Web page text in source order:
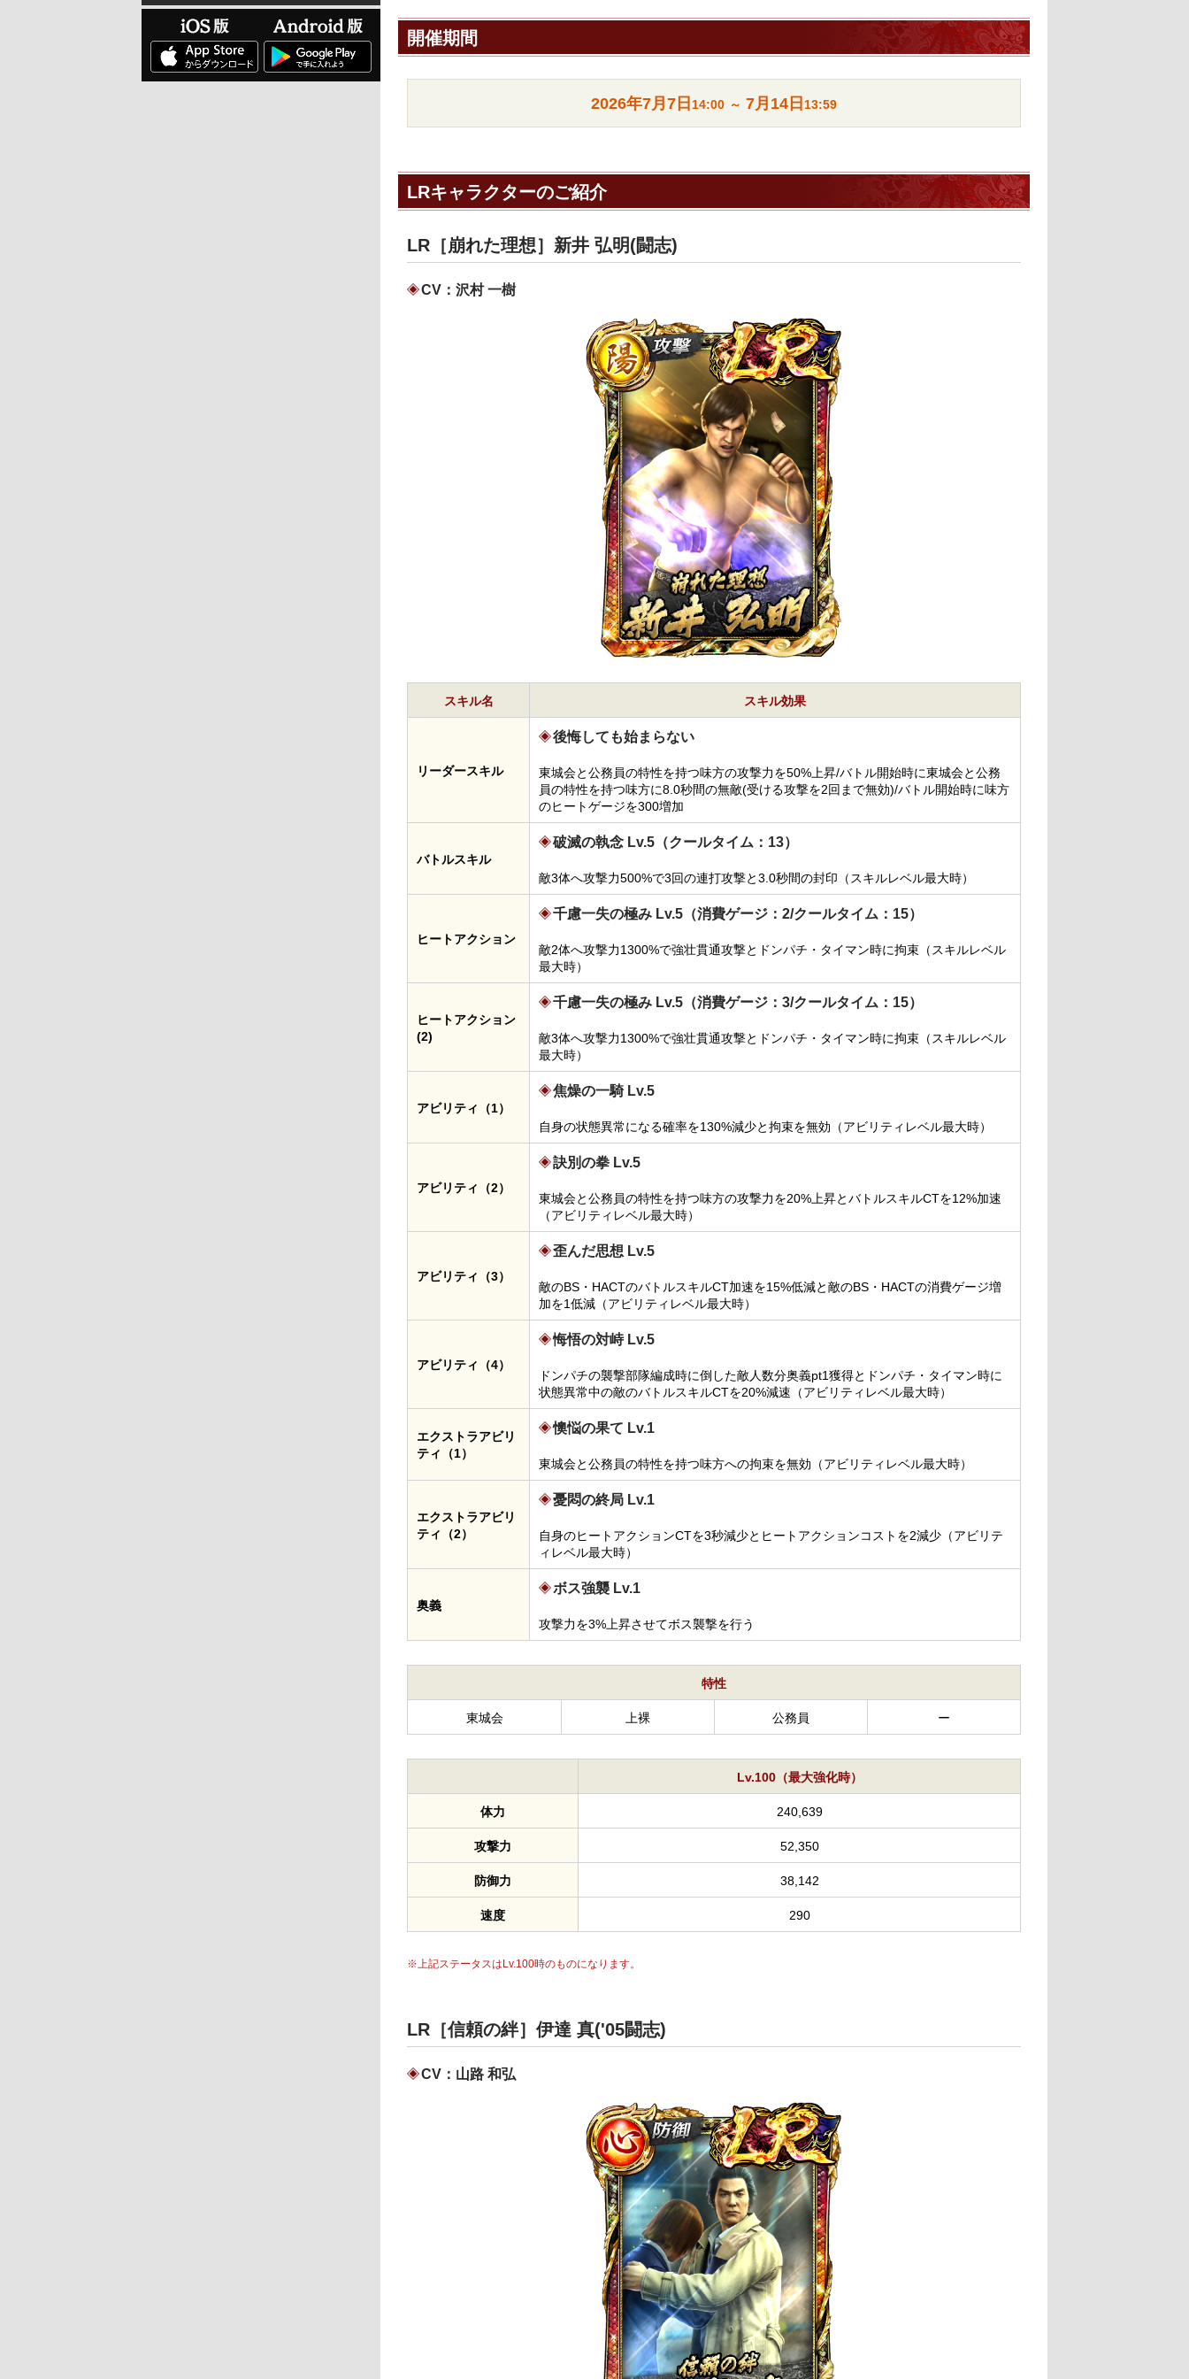
開催期間
2026年7月7日 14:00 ～ 7月14日 13:59
LRキャラクターのご紹介
LR［崩れた理想］新井 弘明(闘志)
CV：沢村 一樹
スキル名 スキル効果
リーダースキル
後悔しても始まらない
東城会と公務員の特性を持つ味方の攻撃力を50%上昇/バトル開始時に東城会と公務
員の特性を持つ味方に8.0秒間の無敵(受ける攻撃を2回まで無効)/バトル開始時に味方
のヒートゲージを300増加
バトルスキル
破滅の執念 Lv.5（クールタイム：13）
敵3体へ攻撃力500%で3回の連打攻撃と3.0秒間の封印（スキルレベル最大時）
ヒートアクション
千慮一失の極み Lv.5（消費ゲージ：2/クールタイム：15）
敵2体へ攻撃力1300%で強壮貫通攻撃とドンパチ・タイマン時に拘束（スキルレベル
最大時）
ヒートアクション
(2)
千慮一失の極み Lv.5（消費ゲージ：3/クールタイム：15）
敵3体へ攻撃力1300%で強壮貫通攻撃とドンパチ・タイマン時に拘束（スキルレベル
最大時）
アビリティ（1）
焦燥の一騎 Lv.5
自身の状態異常になる確率を130%減少と拘束を無効（アビリティレベル最大時）
アビリティ（2）
訣別の拳 Lv.5
東城会と公務員の特性を持つ味方の攻撃力を20%上昇とバトルスキルCTを12%加速
（アビリティレベル最大時）
アビリティ（3）
歪んだ思想 Lv.5
敵のBS・HACTのバトルスキルCT加速を15%低減と敵のBS・HACTの消費ゲージ増
加を1低減（アビリティレベル最大時）
アビリティ（4）
悔悟の対峙 Lv.5
ドンパチの襲撃部隊編成時に倒した敵人数分奥義pt1獲得とドンパチ・タイマン時に
状態異常中の敵のバトルスキルCTを20%減速（アビリティレベル最大時）
エクストラアビリ
ティ（1）
懊悩の果て Lv.1
東城会と公務員の特性を持つ味方への拘束を無効（アビリティレベル最大時）
エクストラアビリ
ティ（2）
憂悶の終局 Lv.1
自身のヒートアクションCTを3秒減少とヒートアクションコストを2減少（アビリテ
ィレベル最大時）
奥義
ボス強襲 Lv.1
攻撃力を3%上昇させてボス襲撃を行う
特性
東城会 上裸 公務員 ー
Lv.100（最大強化時）
体力 240,639
攻撃力 52,350
防御力 38,142
速度 290
※上記ステータスはLv.100時のものになります。
LR［信頼の絆］伊達 真('05闘志)
CV：山路 和弘